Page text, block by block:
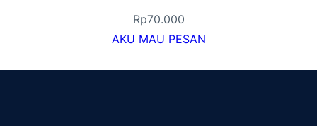
Rp70.000
AKU MAU PESAN